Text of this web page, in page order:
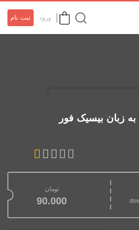
ورود ثبت نام
سورس QR Code به زبان بیسیک فور
تومان
90.000